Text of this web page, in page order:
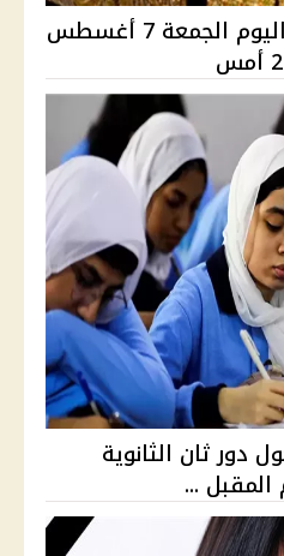
سعر الذهب في مصر اليوم الجمعة 7 أغسطس
دور ثان الثانوية
المقبل ...